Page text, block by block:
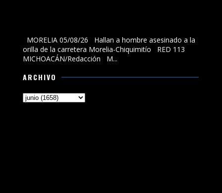
MORELIA 05/08/26 Hallan a hombre asesinado a la
orilla de la carretera Morelia-Chiquimitío RED 113
MICHOACÁN/Redacción M...
ARCHIVO